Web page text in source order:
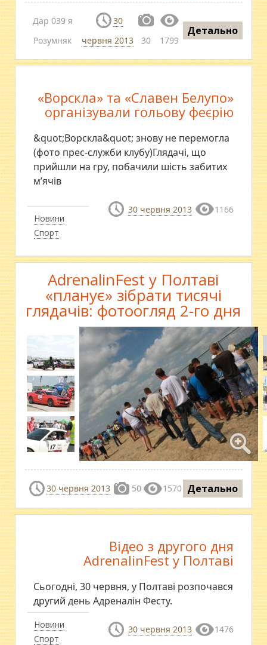
Дар 039 я
Розумняк
30
червня 2013
30 1799
Детально
Новини
Спорт
«Ворскла» та «Славен Белупо»
організували гольову феєрію
&quot;Ворскла&quot; знову не перемогла
(фото прес-служби клубу)Глядачі, що
прийшли на гру, побачили шість забитих
м’ячів
30 червня 2013 1166
AdrenalinFest у Полтаві
«планує» зібрати тисячі
глядачів: фотоогляд 2-го дня
30 червня 2013 50 1570 Детально
Новини
Спорт
Відео з другого дня
AdrenalinFest у Полтаві
Сьогодні, 30 червня, у Полтаві розпочався
другий день Адреналін Фесту.
30 червня 2013 1476